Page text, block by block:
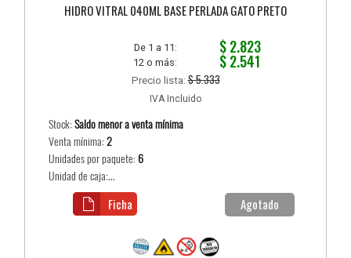
HIDRO VITRAL 040ML BASE PERLADA GATO PRETO
De 1 a 11: $ 2.823
12 o más: $ 2.541
Precio lista:$ 5.333
IVA Incluido
Stock:Saldo menor a venta mínima
Venta mínima:2
Unidades por paquete: 6
Unidad de caja:...
Agotado
Ficha